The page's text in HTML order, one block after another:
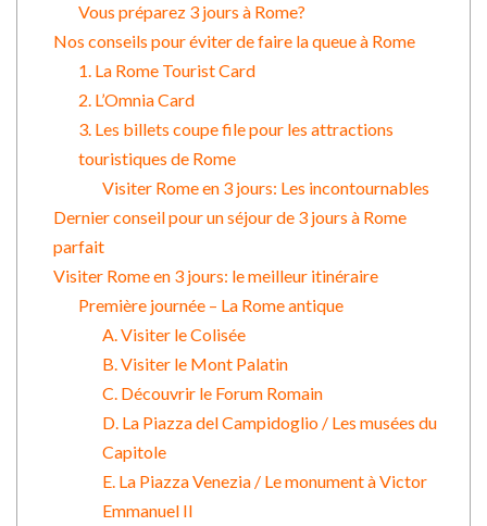
Vous préparez 3 jours à Rome?
Nos conseils pour éviter de faire la queue à Rome
1. La Rome Tourist Card
2. L’Omnia Card
3. Les billets coupe file pour les attractions
touristiques de Rome
Visiter Rome en 3 jours: Les incontournables
Dernier conseil pour un séjour de 3 jours à Rome
parfait
Visiter Rome en 3 jours: le meilleur itinéraire
Première journée – La Rome antique
A. Visiter le Colisée
B. Visiter le Mont Palatin
C. Découvrir le Forum Romain
D. La Piazza del Campidoglio / Les musées du
Capitole
E. La Piazza Venezia / Le monument à Victor
Emmanuel II